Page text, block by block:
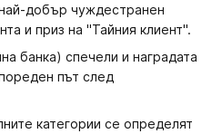
добър чуждестранен
и приз на "Тайния клиент".
банка) спечели и наградата
път след
категории се определят